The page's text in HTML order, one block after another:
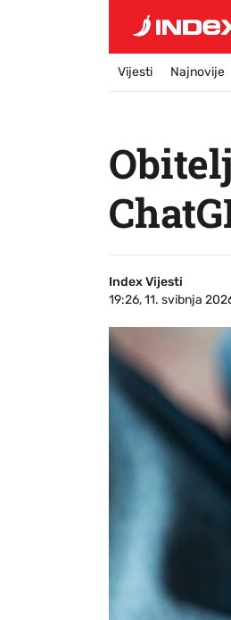
Vijesti Najnovije
Index Vijesti
19:26, 11. svibnja